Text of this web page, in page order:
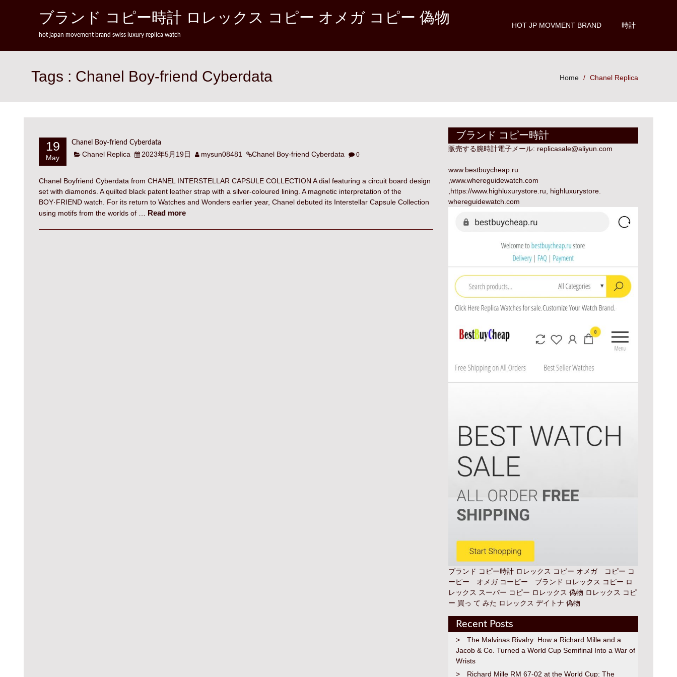
ブランド コピー時計 ロレックス コピー オメガ コピー 偽物
hot japan movement brand swiss luxury replica watch
HOT JP MOVMENT BRAND 時計
Tags : Chanel Boy-friend Cyberdata Home Chanel Replica
19
May
Chanel Boy-friend Cyberdata
Chanel Replica 2023年5月19日 mysun08481 Chanel Boy-friend Cyberdata 0
Chanel Boyfriend Cyberdata from CHANEL INTERSTELLAR CAPSULE COLLECTION A dial featuring a circuit board design
set with diamonds. A quilted black patent leather strap with a silver-coloured lining. A magnetic interpretation of the
BOY·FRIEND watch. For its return to Watches and Wonders earlier year, Chanel debuted its Interstellar Capsule Collection
using motifs from the worlds of … Read more
ブランド コピー時計
販売する腕時計電子メール: replicasale@aliyun.com
www.bestbuycheap.ru
,www.whereguidewatch.com
https://www.highluxurystore.ru highluxurystore
whereguidewatch.com
ブランド コピー時計 ロレックス コピー オメガ コピー コ
ーピー オメガ コーピー ブランド ロレックス コピー ロ
レックス スーパー コピー ロレックス 偽物 ロレックス コピ
ー 買っ て みた ロレックス デイトナ 偽物
Recent Posts
The Malvinas Rivalry: How a Richard Mille and a
Jacob & Co. Turned a World Cup Semifinal Into a War of
Wrists
Richard Mille RM 67-02 at the World Cup: The